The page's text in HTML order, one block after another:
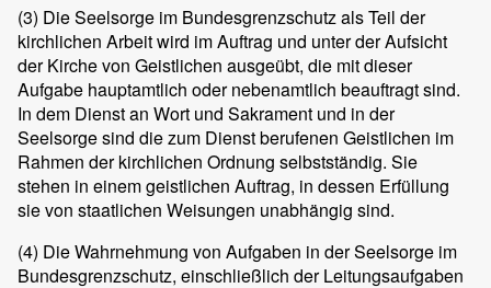
(3) Die Seelsorge im Bundesgrenzschutz als Teil der
kirchlichen Arbeit wird im Auftrag und unter der Aufsicht
der Kirche von Geistlichen ausgeübt, die mit dieser
Aufgabe hauptamtlich oder nebenamtlich beauftragt sind.
In dem Dienst an Wort und Sakrament und in der
Seelsorge sind die zum Dienst berufenen Geistlichen im
Rahmen der kirchlichen Ordnung selbstständig. Sie
stehen in einem geistlichen Auftrag, in dessen Erfüllung
sie von staatlichen Weisungen unabhängig sind.
(4) Die Wahrnehmung von Aufgaben in der Seelsorge im
Bundesgrenzschutz, einschließlich der Leitungsaufgaben